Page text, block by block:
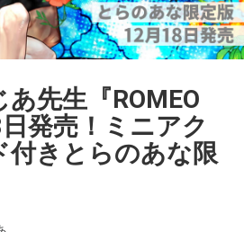
先生『ROMEO
発売！ミニアク
付きとらのあな限